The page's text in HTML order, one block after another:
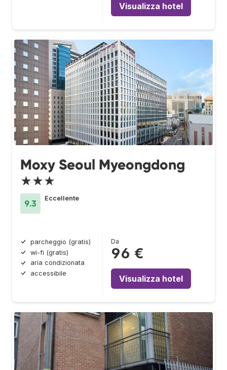
Visualizza hotel
Moxy Seoul Myeongdong
★★★
9.3
Eccellente
parcheggio (gratis)
wi-fi (gratis)
aria condizionata
accessibile
Da
96 €
Visualizza hotel